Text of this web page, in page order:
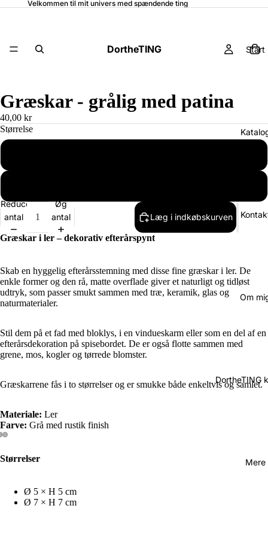
Velkommen til mit univers med spændende ting
DortheTING Start
Om
DortheTING
Mere
Græskar - grålig med patina
40,00 kr
Størrelse
Reducer
antal
Øg
antal
Læg i indkøbskurven
Græskar i ler – dekorativ efterårspynt
Skab en hyggelig efterårsstemning med disse fine græskar i ler. De
enkle former og den rå, matte overflade giver et naturligt og tidløst
udtryk, som passer smukt sammen med træ, keramik, glas og
naturmaterialer.
Stil dem på et fad med bloklys, i en vindueskarm eller som en del af en
efterårsdekoration på spisebordet. De er også flotte sammen med
grene, mos, kogler og tørrede blomster.
Græskarrene fås i to størrelser og er smukke både enkeltvis og samlet.
Materiale: Ler
Farve: Grå med rustik finish
Størrelser
Ø 5 × H 5 cm
Ø 7 × H 7 cm